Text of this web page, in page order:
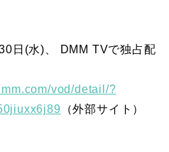
日(水)、 DMM TVで独占配
vod/detail/?
（外部サイト）